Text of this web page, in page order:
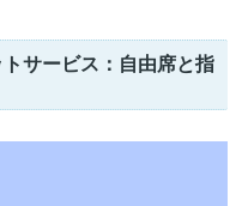
サービス：自由席と指